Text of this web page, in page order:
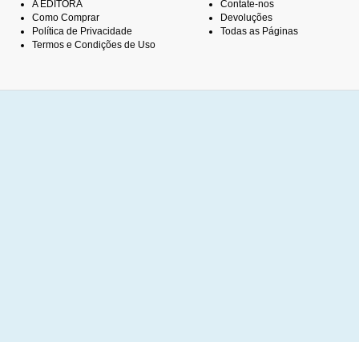
A EDITORA
Como Comprar
Política de Privacidade
Termos e Condições de Uso
Contate-nos
Devoluções
Todas as Páginas